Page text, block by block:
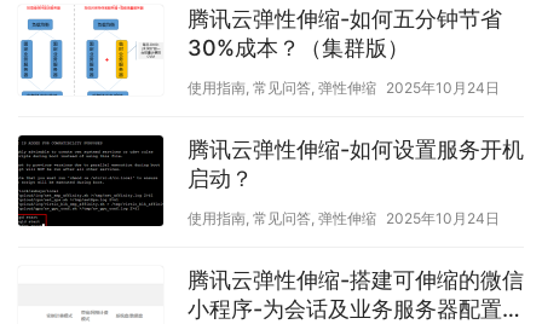
腾讯云弹性伸缩-如何五分钟节省
30%成本？（集群版）
使用指南, 常见问答, 弹性伸缩 2025年10月24日
腾讯云弹性伸缩-如何设置服务开机
启动？
使用指南, 常见问答, 弹性伸缩 2025年10月24日
腾讯云弹性伸缩-搭建可伸缩的微信
小程序-为会话及业务服务器配置弹